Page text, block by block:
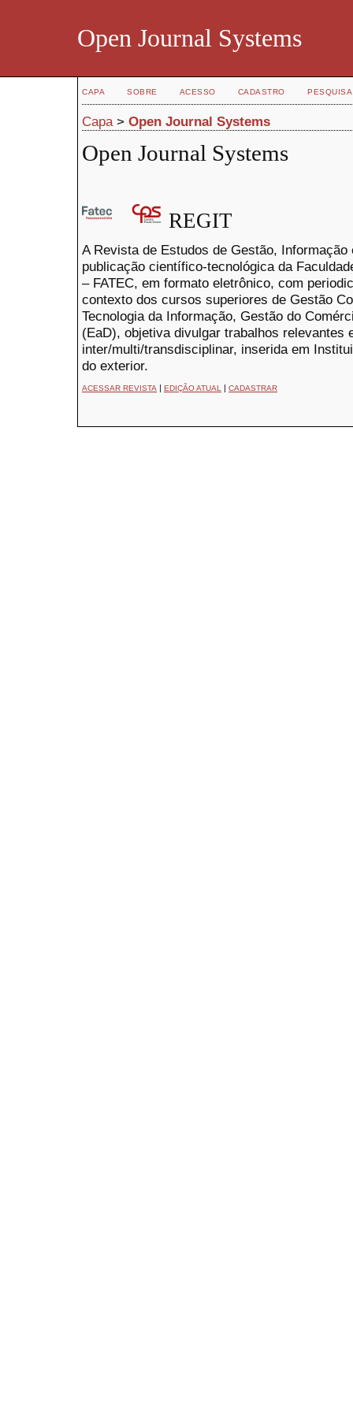
Open Journal Systems
CAPA SOBRE ACESSO CADASTRO PESQUISA
Capa> Open Journal Systems
Open Journal Systems
REGIT
A Revista de Estudos de Gestão, Informação
publicação científico-tecnológica da
– FATEC, em formato eletrônico, com
contexto dos cursos superiores de Gestão
Tecnologia da Informação, Gestão do
(EaD), objetiva divulgar trabalhos relevantes
inter/multi/transdisciplinar, inserida em
do exterior.
ACESSAR REVISTA EDIÇÃO ATUAL CADASTRAR